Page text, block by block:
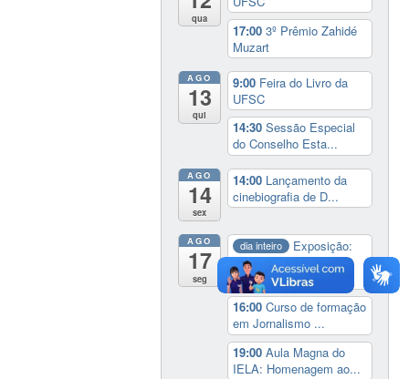
qua
17:003º Prêmio Zahidé
Muzart
AGO
13
qui
9:00 Feira do Livro da
UFSC
14:30Sessão Especial
do Conselho Esta...
AGO
14
sex
14:00 Lançamento da
cinebiografia de D...
AGO
17
seg
dia inteiro
Exposição:
Perder Tudo.
Novament...
16:00Curso de formação
em Jornalismo ...
19:00Aula Magna do
IELA: Homenagem ao...